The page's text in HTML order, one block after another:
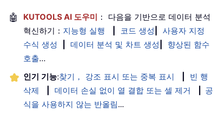
🤖 KUTOOLS AI 도우미 ： 다음을 기반으로 데이터 분석
혁신하기： 지능형 실행 코드 생성
사용자 지정
수식 생성
데이터 분석 및 차트 생성
향상된 함수
호출…
인기 기능:찾기， 강조 표시 또는 중복 표시
빈 행
삭제
데이터 손실 없이 열 결합 또는 셀 제거
공
식을 사용하지 않는 반올림...